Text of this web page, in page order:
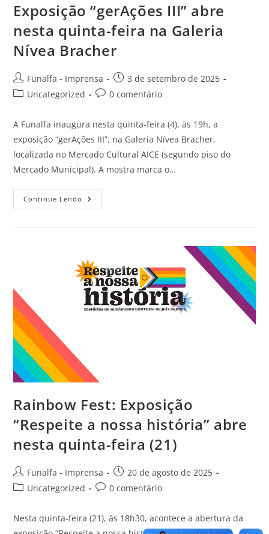
Exposição “gerAções III” abre
nesta quinta-feira na Galeria
Nívea Bracher
Funalfa - Imprensa
3 de setembro de 2025
Uncategorized
0 comentário
A Funalfa inaugura nesta quinta-feira (4), às 19h, a
exposição “gerAções III”, na Galeria Nívea Bracher,
localizada no Mercado Cultural AICE (segundo piso do
Mercado Municipal). A mostra marca o…
Continue Lendo
Rainbow Fest: Exposição
“Respeite a nossa história” abre
nesta quinta-feira (21)
Funalfa - Imprensa
20 de agosto de 2025
Uncategorized
0 comentário
Nesta quinta-feira (21), às 18h30, acontece a abertura da